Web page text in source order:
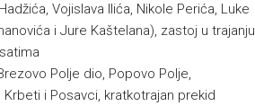
Vojislava Ilića, Nikole Perića, Luke
i Jure Kaštelana), zastoj u trajanju
Polje dio, Popovo Polje,
Krbeti i Posavci, kratkotrajan prekid